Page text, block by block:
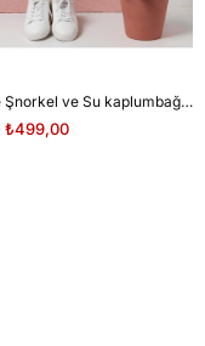
Oversize Şnorkel ve Su kaplumbağası tasarım unisex T-shirt
₺499,00